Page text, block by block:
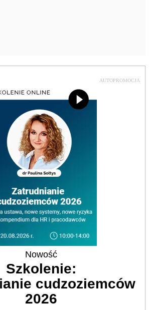
AUTOPROMOCJA
Nowość
Szkolenie:
cudzoziemców
2026